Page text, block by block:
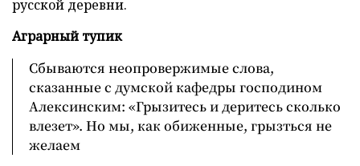
русской деревни.
Аграрный тупик
Сбываются неопровержимые слова,
сказанные с думской кафедры господином
Алексинским: «Грызитесь и деритесь сколько
влезет». Но мы, как обиженные, грызться не
желаем